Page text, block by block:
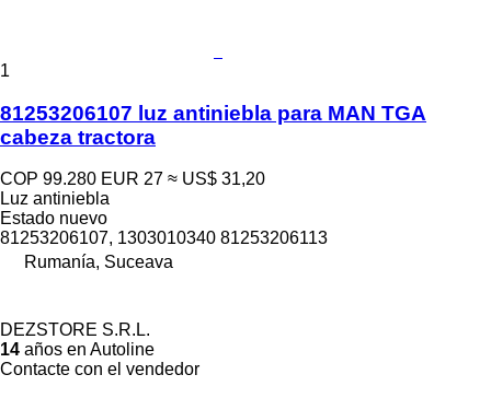
1
81253206107 luz antiniebla para MAN TGA
cabeza tractora
COP 99.280 EUR 27 ≈ US$ 31,20
Luz antiniebla
Estado nuevo
81253206107, 1303010340 81253206113
Rumanía, Suceava
DEZSTORE S.R.L.
14 años en Autoline
Contacte con el vendedor